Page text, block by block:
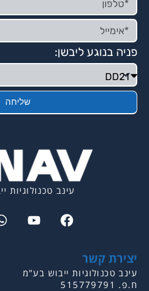
פניה בנוגע ליבשן:
שליחה
עינב טכנולוגיות
Facebook
יצירת קשר
עינב טכנולוגיות ייבוש בע"מ
ח.פ. 515779791